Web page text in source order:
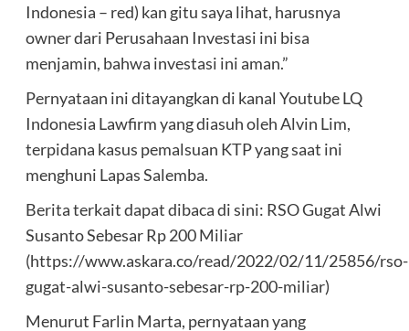
Indonesia – red) kan gitu saya lihat, harusnya
owner dari Perusahaan Investasi ini bisa
menjamin, bahwa investasi ini aman.”
Pernyataan ini ditayangkan di kanal Youtube LQ
Indonesia Lawfirm yang diasuh oleh Alvin Lim,
terpidana kasus pemalsuan KTP yang saat ini
menghuni Lapas Salemba.
Berita terkait dapat dibaca di sini: RSO Gugat Alwi
Susanto Sebesar Rp 200 Miliar
(https://www.askara.co/read/2022/02/11/25856/rso-
gugat-alwi-susanto-sebesar-rp-200-miliar)
Menurut Farlin Marta, pernyataan yang